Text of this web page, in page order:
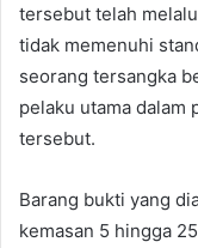
tersebut telah
tidak memenuhi
seorang tersangka
pelaku utama dalam
tersebut.
Barang bukti yang
kemasan 5 hingga